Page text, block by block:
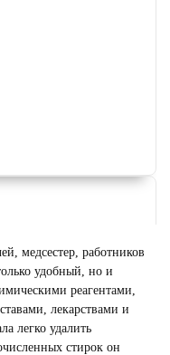
медсестер, работников
удобный, но и
реагентами,
лекарствами и
легко удалить
стирок он